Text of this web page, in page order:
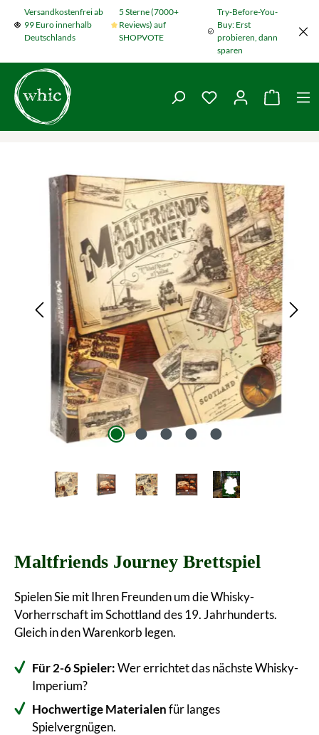
Zum Hauptinhalt springen
Versandkostenfrei ab
99 Euro innerhalb
Deutschlands
5 Sterne (7000+
Reviews) auf
SHOPVOTE
Try-Before-You-
Buy: Erst
probieren, dann
sparen
Du hast 0
Bildergalerie überspringen
Maltfriends Journey Brettspiel
Spielen Sie mit Ihren Freunden um die Whisky-
Vorherrschaft im Schottland des 19. Jahrhunderts.
Gleich in den Warenkorb legen.
Für 2-6 Spieler:Wer errichtet das nächste Whisky-
Imperium?
Hochwertige Materialenfür langes
Spielvergnügen.